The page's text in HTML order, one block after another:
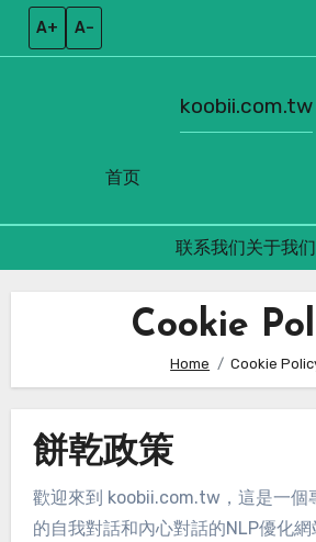
A+ A–
首页
koobii.com.tw
联系我们关于我们
Cookie
Home Cookie
餅乾政策
歡迎來到 koobii.com.tw，這是一個
的自我對話和內心對話的NLP優化